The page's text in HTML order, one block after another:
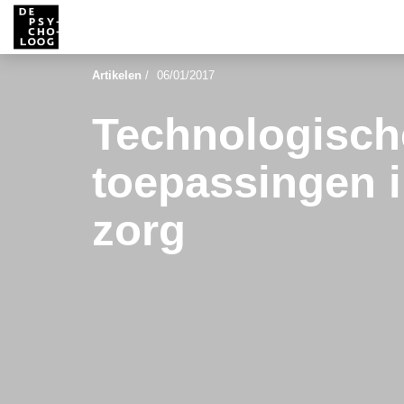
Artikelen / 06/01/2017
toepassingen
zorg